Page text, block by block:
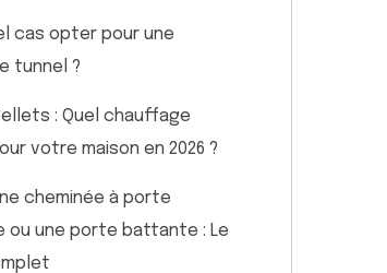
cas opter pour une
tunnel ?
: Quel chauffage
votre maison en 2026 ?
cheminée à porte
ou une porte battante : Le